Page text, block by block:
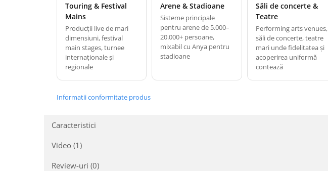
Touring & Festival
Mains
Producții live de mari
dimensiuni, festival
main stages, turnee
internaționale și
regionale
Arene & Stadioane
Sisteme principale
pentru arene de 5.000–
20.000+ persoane,
mixabil cu Anya pentru
stadioane
Săli de concerte &
Teatre
Performing arts venues,
săli de concerte, teatre
mari unde fidelitatea și
acoperirea uniformă
contează
Informatii conformitate produs
Caracteristici
Video (1)
Review-uri (0)